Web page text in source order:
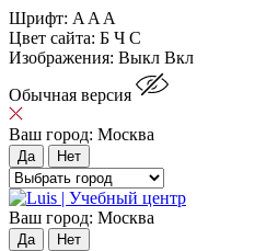
Шрифт: A A A
Цвет сайта: Б Ч С
Изображения: Выкл Вкл
Обычная версия
Ваш город: Москва
Да Нет
Ваш город: Москва
Да Нет